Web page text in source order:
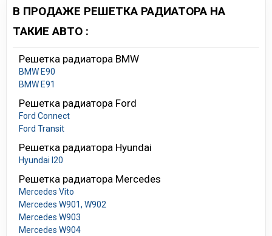
В ПРОДАЖЕ РЕШЕТКА РАДИАТОРА НА
ТАКИЕ АВТО :
Решетка радиатора BMW
BMW E90
BMW E91
Решетка радиатора Ford
Ford Connect
Ford Transit
Решетка радиатора Hyundai
Hyundai I20
Решетка радиатора Mercedes
Mercedes Vito
Mercedes W901, W902
Mercedes W903
Mercedes W904